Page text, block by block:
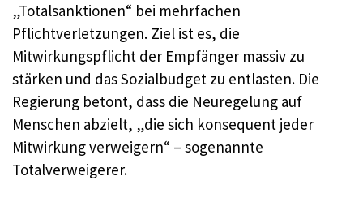
„Totalsanktionen“ bei mehrfachen
Pflichtverletzungen. Ziel ist es, die
Mitwirkungspflicht der Empfänger massiv zu
stärken und das Sozialbudget zu entlasten. Die
Regierung betont, dass die Neuregelung auf
Menschen abzielt, „die sich konsequent jeder
Mitwirkung verweigern“ – sogenannte
Totalverweigerer.